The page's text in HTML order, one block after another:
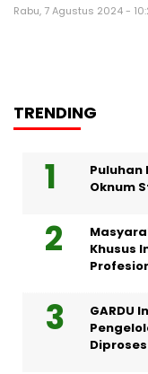
Rabu, 7 Agustus 2024 -
TRENDING
Puluhan
Oknum
Khusus
GARDU